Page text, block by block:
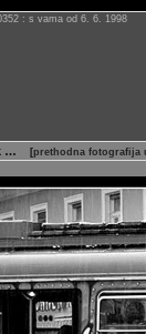
: s vama od 6. 6. 1998
… [prethodna fotografija